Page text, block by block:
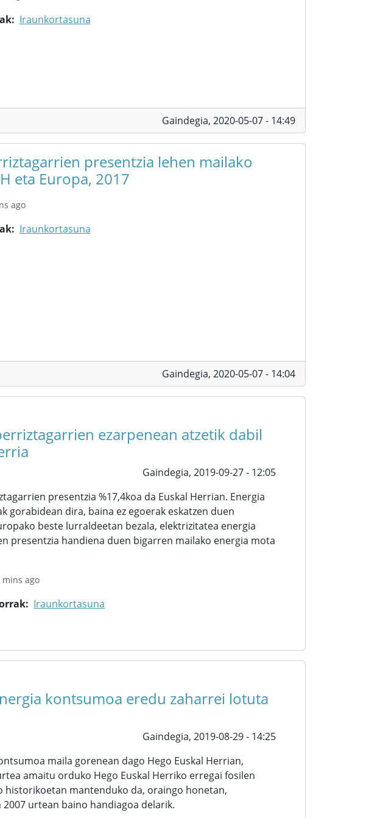
Iraunkortasuna
Gaindegia, 2020-05-07 - 14:49
presentzia lehen mailako
eta Europa, 2017
ago
Iraunkortasuna
Gaindegia, 2020-05-07 - 14:04
ezarpenean atzetik dabil
Gaindegia, 2019-09-27 - 12:05
presentzia %17,4koa da Euskal Herrian. Energia
gorabidean dira, baina ez egoerak eskatzen duen
beste lurraldeetan bezala, elektrizitatea energia
presentzia handiena duen bigarren mailako energia mota
ago
Iraunkortasuna
kontsumoa eredu zaharrei lotuta
Gaindegia, 2019-08-29 - 14:25
maila gorenean dago Hego Euskal Herrian,
amaitu orduko Hego Euskal Herriko erregai fosilen
historikoetan mantenduko da, oraingo honetan,
urtean baino handiagoa delarik.